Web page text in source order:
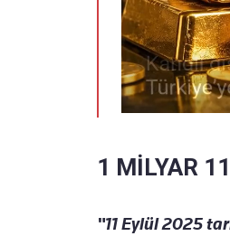
1 MİLYAR
"11 Eylül 2025